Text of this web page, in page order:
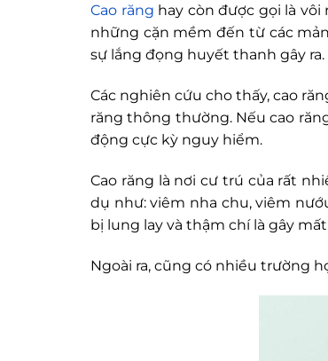
Cao răng hay còn được gọi là
những cặn mềm đến từ các
sự lắng đọng huyết thanh gây ra.
Các nghiên cứu cho thấy, cao
răng thông thường. Nếu cao
động cực kỳ nguy hiểm.
Cao răng là nơi cư trú của rất
dụ như: viêm nha chu, viêm
bị lung lay và thậm chí là gây
Ngoài ra, cũng có nhiều trường